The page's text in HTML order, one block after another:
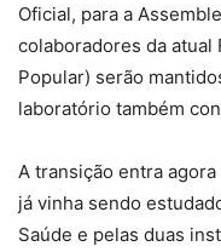
Oficial, para a
colaboradores da atual
Popular) serão
laboratório também
A transição entra
já vinha sendo
Saúde e pelas duas